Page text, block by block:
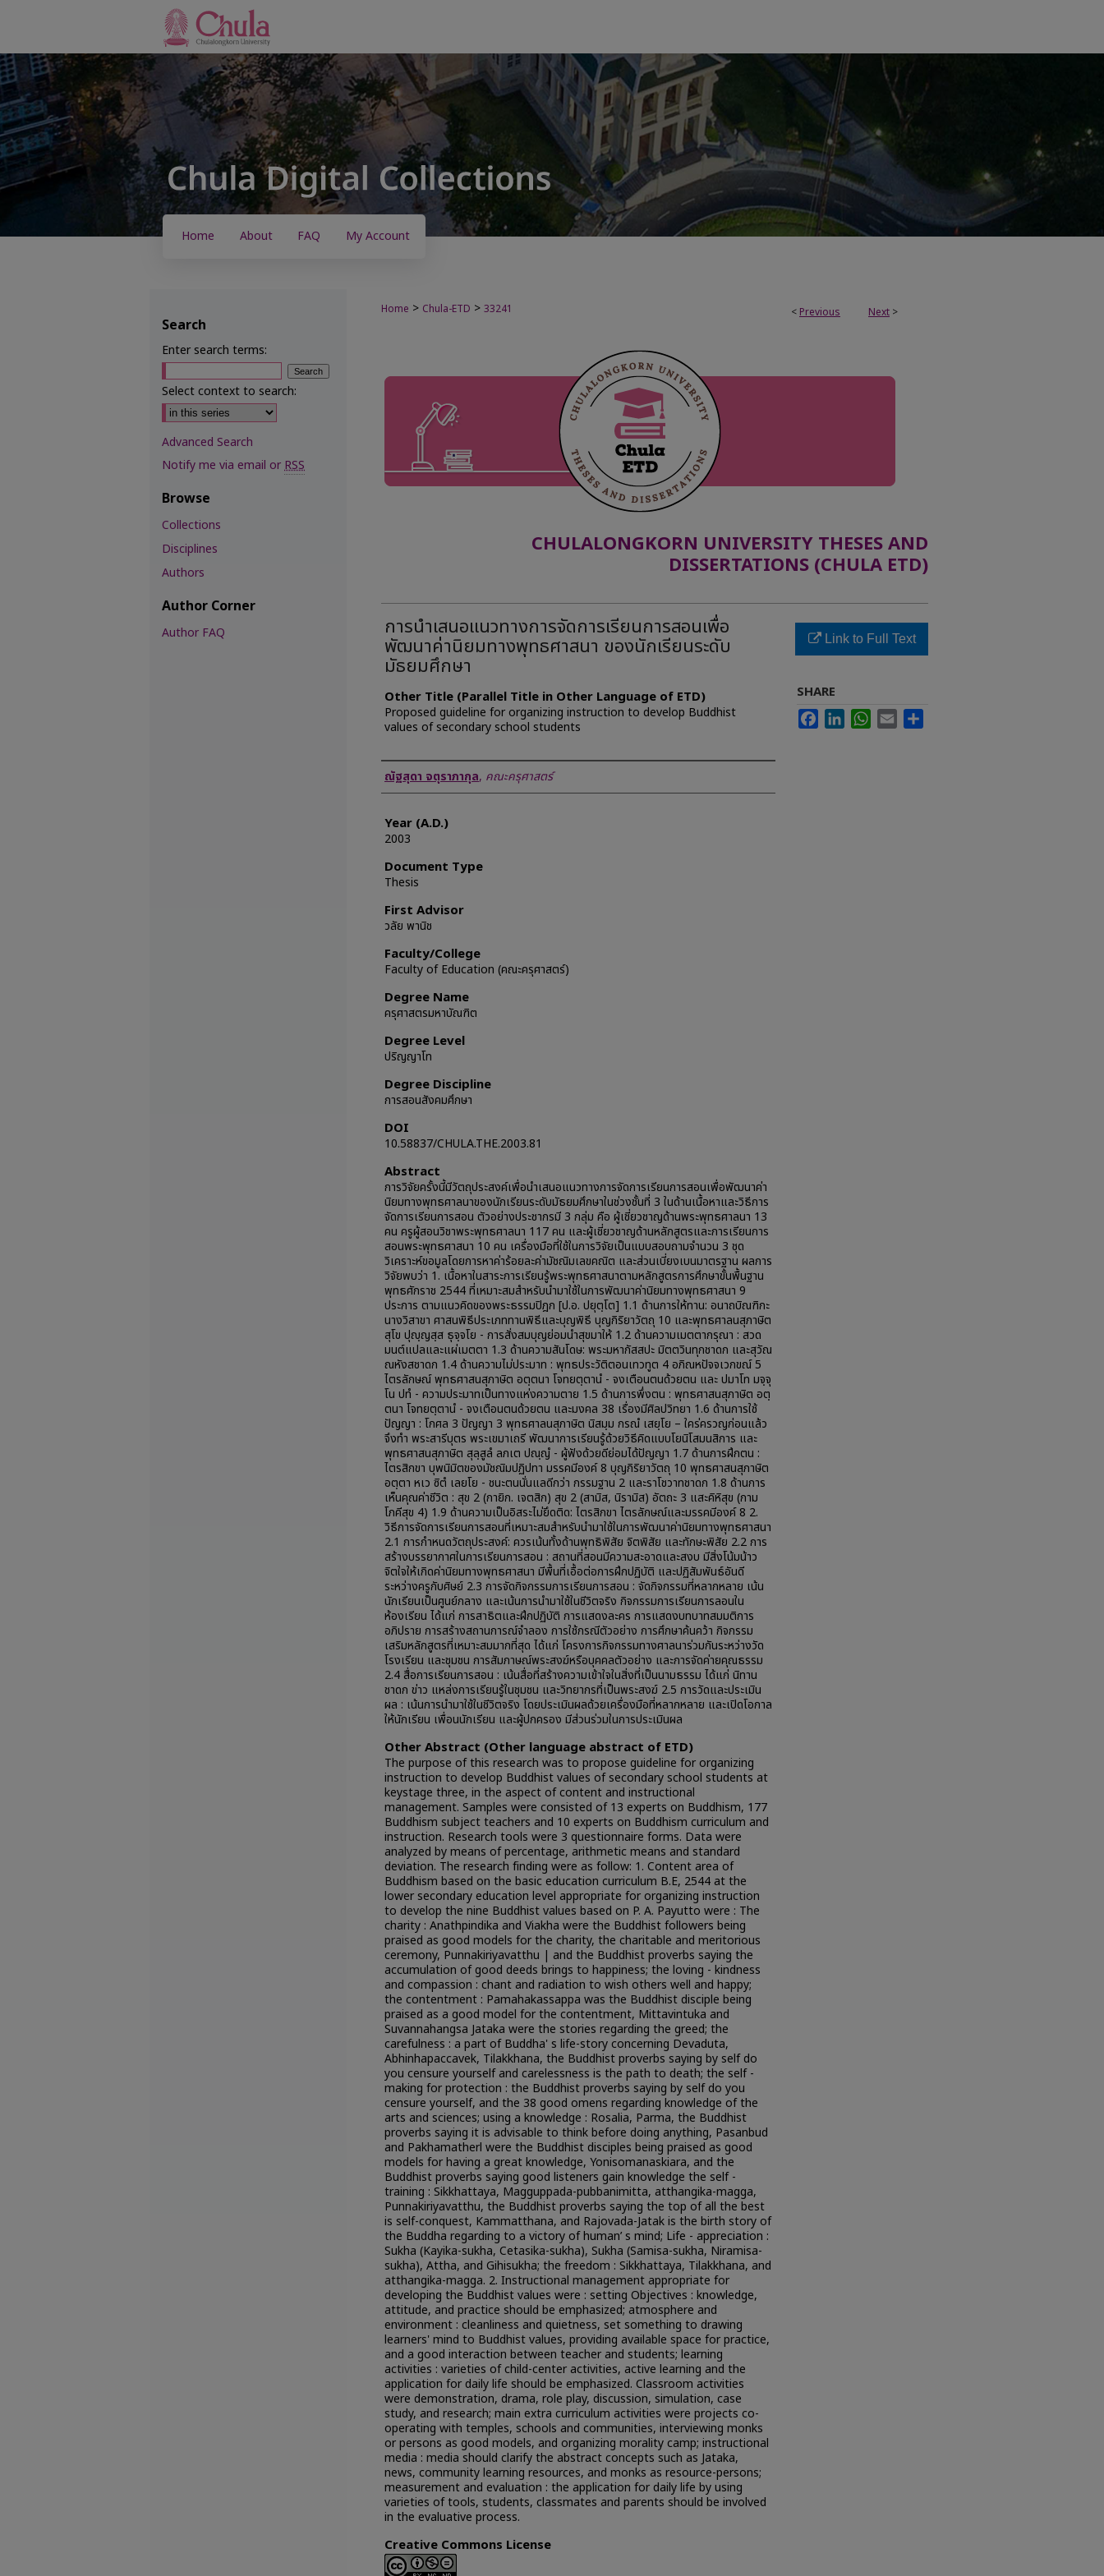
Home About FAQ My Account
< Previous Next >
Home > Chula-ETD > 33241
CHULALONGKORN UNIVERSITY THESES AND
DISSERTATIONS (CHULA ETD)
การนำเสนอแนวทางการจัดการเรียนการสอนเพื่อ
พัฒนาค่านิยมทางพุทธศาสนา ของนักเรียนระดับ
มัธยมศึกษา
Other Title (Parallel Title in Other Language of ETD)
Proposed guideline for organizing instruction to develop Buddhist
values of secondary school students
Author
ณัฐสุดา จตุราภากุล, คณะครุศาสตร์
Year (A.D.)
2003
Document Type
Thesis
First Advisor
วลัย พานิช
Faculty/College
Faculty of Education (คณะครุศาสตร์)
Degree Name
ครุศาสตรมหาบัณฑิต
Degree Level
ปริญญาโท
Degree Discipline
การสอนสังคมศึกษา
DOI
10.58837/CHULA.THE.2003.81
Abstract
การวิจัยครั้งนี้มีวัตถุประสงค์เพื่อนำเสนอแนวทางการจัดการเรียนการสอนเพื่อพัฒนาค่า
นิยมทางพุทธศาลนาของนักเรียนระดับมัธยมศึกษาในช่วงชั้นที่ 3 ในด้านเนื้อหาและวิธีการ
จัดการเรียนการสอน ตัวอย่างประชากรมี 3 กลุ่ม คือ ผู้เชี่ยวชาญด้านพระพุทธศาลนา 13
คน ครูผู้สอนวิชาพระพุทธศาลนา 117 คน และผู้เชี่ยวชาญด้านหลักสูตรและการเรียนการ
สอนพระพุทธศาสนา 10 คน เครื่องมือที่ใช้ในการวิจัยเป็นแบบสอบถามจำนวน 3 ชุด
วิเคราะห์ขอมูลโดยการหาค่าร้อยละค่ามัชณิมเลขคณิต และส่วนเบี่ยงเบนมาตรฐาน ผลการ
วิจัยพบว่า 1. เนื้อหาในสาระการเรียนรู้พระพุทธศาสนาตามหลักสูตรการศึกษาขั้นพื้นฐาน
พุทธศักราช 2544 ที่เหมาะสมสำหรับนำมาใช้ในการพัฒนาค่านิยมทางพุทธศาสนา 9
ประการ ตามแนวคิดของพระธรรมปิฎก [ป.อ. ปยุตฺโต] 1.1 ด้านการให้ทาน: อนาถบิณฑิกะ
นางวิสาขา ศาสนพิธีประเภททานพิธีและบุญพิธี บุญกิริยาวัตถุ 10 และพุทธศาลนสุภาษิต
สุโข ปุญฺญสฺส ธุจฺจโย - การสั่งสมบุญย่อมนำสุขมาให้ 1.2 ด้านความเมตตากรุณา : สวด
มนต์แปลและแผ่เมตตา 1.3 ด้านความสันโดษ: พระมหากัสสปะ มิตตวินทุกชาดก และสุวัณ
ณหังสชาดก 1.4 ด้านความไม่ประมาท : พุทธประวัติตอนเทวทูต 4 อภิณหปัจจเวกขณ์ 5
ไตรลักษณ์ พุทธศาสนสุภาษิต อตฺตนา โจทยตฺตานํ - จงเตือนตนด้วยตน และ ปมาโท มจฺจุ
โน ปทํ - ความประมาทเป็นทางแห่งความตาย 1.5 ด้านการพึ่งตน : พุทธศาสนสุภาษิต อตฺ
ตนา โจทยตฺตานํ - จงเตือนตนด้วยตน และมงคล 38 เรื่องมีศิลปวิทยา 1.6 ด้านการใช้
ปัญญา : โกศล 3 ปัญญา 3 พุทธศาลนสุภาษิต นิสมฺม กรณํ เสยฺโย – ใคร่ครวญก่อนแล้ว
จึงทำ พระสารีบุตร พระเขมาเถรี พัฒนาการเรียนรู้ด้วยวิธีคิดแบบโยนิโสมนสิการ และ
พุทธศาสนสุภาษิต สุลฺสูลํ ลภเต ปณฺญํ - ผู้ฟังด้วยดีย่อมได้ปัญญา 1.7 ด้านการฝึกตน :
ไตรสิกขา บุพนิมิตของมัชณิมปฏิปทา มรรคมีองค์ 8 บุญกิริยาวัตถุ 10 พุทธศาสนสุภาษิต
อตฺตา หเว ซิตํ เลยโย - ชนะตนนั่นแลดีกว่า กรรมฐาน 2 และราโชวาทชาดก 1.8 ด้านการ
เห็นคุณค่าชีวิต : สุข 2 (กายิก. เจตสิก) สุข 2 (สามิส, นิรามิส) อัตถะ 3 แสะคิหิสุข (กาม
โภคีสุข 4) 1.9 ด้านความเป็นอิสระไม่ยึดติด: ไตรสิกขา ไตรลักษณ์และมรรคมีองค์ 8 2.
วิธีการจัดการเรียนการสอนที่เหมาะสมสำหรับนำมาใช้ในการพัฒนาค่านิยมทางพุทธศาสนา
2.1 การกำหนดวัตถุประสงค์: ควรเน้นทั้งด้านพุทธิพิสัย จิตพิสัย และทักษะพิสัย 2.2 การ
สร้างบรรยากาศในการเรียนการสอน : สถานที่สอนมีความสะอาดและสงบ มีสิ่งโน้มน้าว
จิตใจให้เกิดค่านิยมทางพุทธศาสนา มีพื้นที่เอื้อต่อการฝึกปฏิบัติ และปฏิสัมพันธ์อันดี
ระหว่างครูกับศิษย์ 2.3 การจัดกิจกรรมการเรียนการสอน : จัดกิจกรรมที่หลากหลาย เน้น
นักเรียนเป็นศูนย์กลาง และเน้นการนำมาใช้ในชีวิตจริง กิจกรรมการเรียนการลอนใน
ห้องเรียน ได้แก่ การสาธิตและฝึกปฏิบัติ การแสดงละคร การแสดงบทบาทสมมติการ
อภิปราย การสร้างสถานการณ์จำลอง การใช้กรณีตัวอย่าง การศึกษาค้นคว้า กิจกรรม
เสริมหลักสูตรที่เหมาะสมมากที่สุด ได้แก่ โครงการกิจกรรมทางศาลนาร่วมกันระหว่างวัด
โรงเรียน และชุมชน การสัมภาษณ์พระสงฆ์หรือบุคคลตัวอย่าง และการจัดค่ายคุณธรรม
2.4 สื่อการเรียนการสอน : เน้นสื่อที่สร้างความเข้าใจในสิ่งที่เป็นนามธรรม ได้แก่ นิทาน
ชาดก ข่าว แหล่งการเรียนรู้ในชุมชน และวิทยากรที่เป็นพระสงฆ์ 2.5 การวัดและประเมิน
ผล : เน้นการนำมาใช้ในชีวิตจริง โดยประเมินผลด้วยเครื่องมือที่หลากหลาย และเปิดโอกาล
ให้นักเรียน เพื่อนนักเรียน และผู้ปกครอง มีส่วนร่วมในการประเมินผล
Other Abstract (Other language abstract of ETD)
The purpose of this research was to propose guideline for organizing
instruction to develop Buddhist values of secondary school students at
keystage three, in the aspect of content and instructional
management. Samples were consisted of 13 experts on Buddhism, 177
Buddhism subject teachers and 10 experts on Buddhism curriculum and
instruction. Research tools were 3 questionnaire forms. Data were
analyzed by means of percentage, arithmetic means and standard
deviation. The research finding were as follow: 1. Content area of
Buddhism based on the basic education curriculum B.E, 2544 at the
lower secondary education level appropriate for organizing instruction
to develop the nine Buddhist values based on P. A. Payutto were : The
charity : Anathpindika and Viakha were the Buddhist followers being
praised as good models for the charity, the charitable and meritorious
ceremony, Punnakiriyavatthu | and the Buddhist proverbs saying the
accumulation of good deeds brings to happiness; the loving - kindness
and compassion : chant and radiation to wish others well and happy;
the contentment : Pamahakassappa was the Buddhist disciple being
praised as a good model for the contentment, Mittavintuka and
Suvannahangsa Jataka were the stories regarding the greed; the
carefulness : a part of Buddha' s life-story concerning Devaduta,
Abhinhapaccavek, Tilakkhana, the Buddhist proverbs saying by self do
you censure yourself and carelessness is the path to death; the self -
making for protection : the Buddhist proverbs saying by self do you
censure yourself, and the 38 good omens regarding knowledge of the
arts and sciences; using a knowledge : Rosalia, Parma, the Buddhist
proverbs saying it is advisable to think before doing anything, Pasanbud
and Pakhamatherl were the Buddhist disciples being praised as good
models for having a great knowledge, Yonisomanaskiara, and the
Buddhist proverbs saying good listeners gain knowledge the self -
training : Sikkhattaya, Magguppada-pubbanimitta, atthangika-magga,
Punnakiriyavatthu, the Buddhist proverbs saying the top of all the best
is self-conquest, Kammatthana, and Rajovada-Jatak is the birth story of
the Buddha regarding to a victory of human’ s mind; Life - appreciation :
Sukha (Kayika-sukha, Cetasika-sukha), Sukha (Samisa-sukha, Niramisa-
sukha), Attha, and Gihisukha; the freedom : Sikkhattaya, Tilakkhana, and
atthangika-magga. 2. Instructional management appropriate for
developing the Buddhist values were : setting Objectives : knowledge,
attitude, and practice should be emphasized; atmosphere and
environment : cleanliness and quietness, set something to drawing
learners' mind to Buddhist values, providing available space for practice,
and a good interaction between teacher and students; learning
activities : varieties of child-center activities, active learning and the
application for daily life should be emphasized. Classroom activities
were demonstration, drama, role play, discussion, simulation, case
study, and research; main extra curriculum activities were projects co-
operating with temples, schools and communities, interviewing monks
or persons as good models, and organizing morality camp; instructional
media : media should clarify the abstract concepts such as Jataka,
news, community learning resources, and monks as resource-persons;
measurement and evaluation : the application for daily life by using
varieties of tools, students, classmates and parents should be involved
in the evaluative process.
Creative Commons License
Link to Full Text
SHARE
FacebookLinkedInWhatsApp
Email
Search
Enter search terms:
Select context to search:
Advanced Search
Notify me via email orRSS
Browse
Collections
Disciplines
Authors
Author Corner
Author FAQ